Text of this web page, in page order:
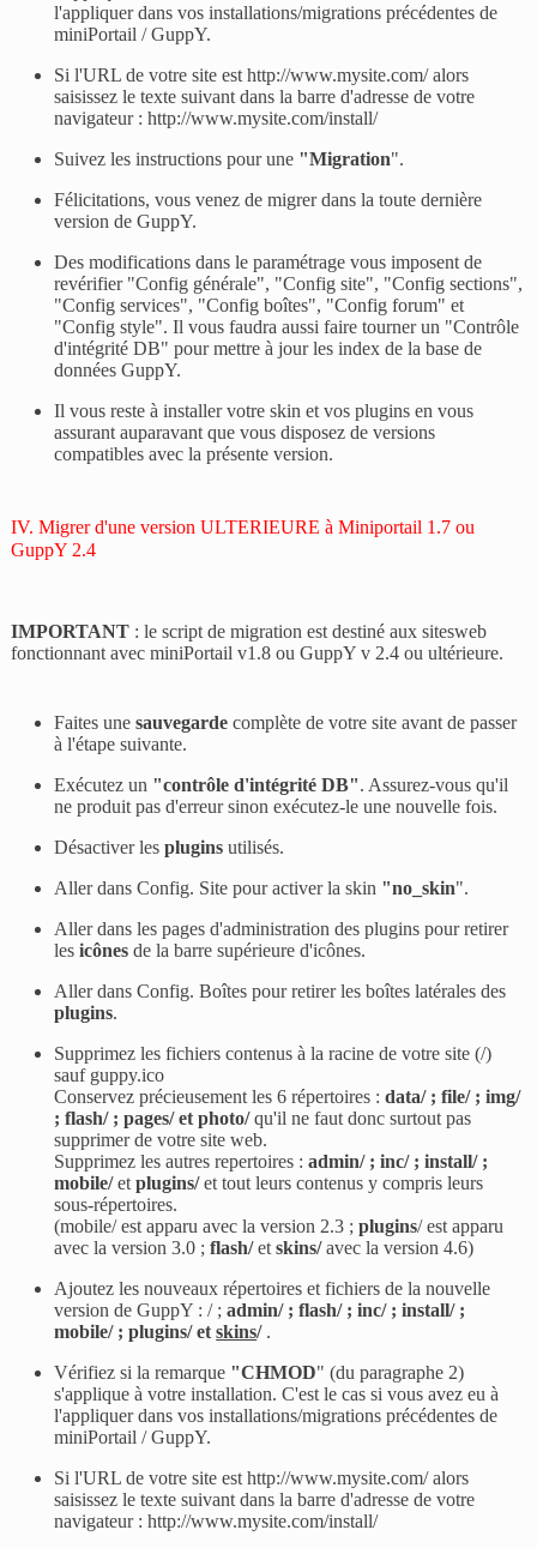
l'appliquer dans vos installations/migrations précédentes de
miniPortail / GuppY.
Si l'URL de votre site est http://www.mysite.com/ alors
saisissez le texte suivant dans la barre d'adresse de votre
navigateur :http://www.mysite.com/install/
Suivez les instructions pour une "Migration".
Félicitations, vous venez de migrer dans la toute dernière
version de GuppY.
Des modifications dans le paramétrage vous imposent de
revérifier "Config générale", "Config site", "Config sections",
"Config services", "Config boîtes", "Config forum" et
"Config style". Il vous faudra aussi faire tourner un "Contrôle
d'intégrité DB" pour mettre à jour les index de la base de
données GuppY.
Il vous reste à installer votre skin et vos plugins en vous
assurant auparavant que vous disposez de versions
compatibles avec la présente version.
IV. Migrer d'une version ULTERIEURE à Miniportail 1.7 ou
GuppY 2.4
IMPORTANT : le script de migration est destiné aux sitesweb
fonctionnant avec miniPortail v1.8 ou GuppY v 2.4 ou ultérieure.
Faites unesauvegarde complète de votre site avant de passer
à l'étape suivante.
Exécutez un "contrôle d'intégrité DB". Assurez-vous qu'il
ne produit pas d'erreur sinon exécutez-le une nouvelle fois.
Désactiver lesplugins utilisés.
Aller dans Config. Site pour activer la skin "no_skin".
Aller dans les pages d'administration des plugins pour retirer
lesicônes de la barre supérieure d'icônes.
Aller dans Config. Boîtes pour retirer les boîtes latérales des
plugins.
Supprimez les fichiers contenus à la racine de votre site (/)
sauf guppy.ico
Conservez précieusement les 6 répertoires :data/ ; file/ ; img/
; flash/ ; pages/ et photo/qu'il ne faut donc surtout pas
supprimer de votre site web.
Supprimez les autres repertoires :admin/ ; inc/ ; install/ ;
mobile/et plugins/et tout leurs contenus y compris leurs
sous-répertoires.
(mobile/ est apparu avec la version 2.3 ;plugins/ est apparu
avec la version 3.0 ;flash/etskins/avec la version 4.6)
Ajoutez les nouveaux répertoires et fichiers de la nouvelle
version de GuppY : / ;admin/ ; flash/ ; inc/ ; install/ ;
mobile/ ; plugins/ etskins/.
Vérifiez si la remarque "CHMOD" (du paragraphe 2)
s'applique à votre installation. C'est le cas si vous avez eu à
l'appliquer dans vos installations/migrations précédentes de
miniPortail / GuppY.
Si l'URL de votre site est http://www.mysite.com/ alors
saisissez le texte suivant dans la barre d'adresse de votre
navigateur : http://www.mysite.com/install/